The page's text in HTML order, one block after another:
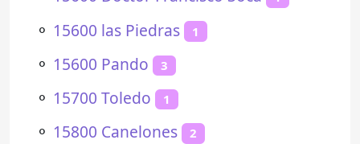
⚬ 15600 las Piedras 1
⚬ 15600 Pando 3
⚬ 15700 Toledo 1
⚬ 15800 Canelones 2